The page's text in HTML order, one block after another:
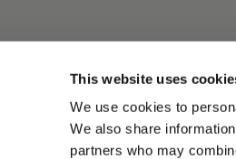
This website uses
We use cookies to
We also share
partners who may